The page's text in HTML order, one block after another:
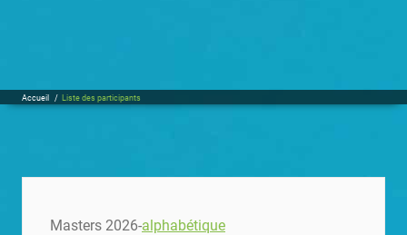
Accueil / Liste des participants
Masters 2026-alphabétique